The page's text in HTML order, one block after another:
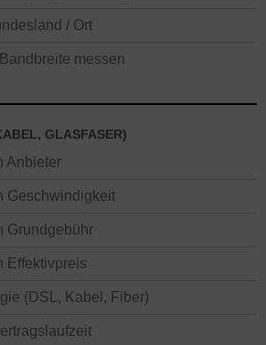
/ Ort
messen
GLASFASER)
Anbieter
Geschwindigkeit
Grundgebühr
Effektivpreis
(DSL, Kabel, Fiber)